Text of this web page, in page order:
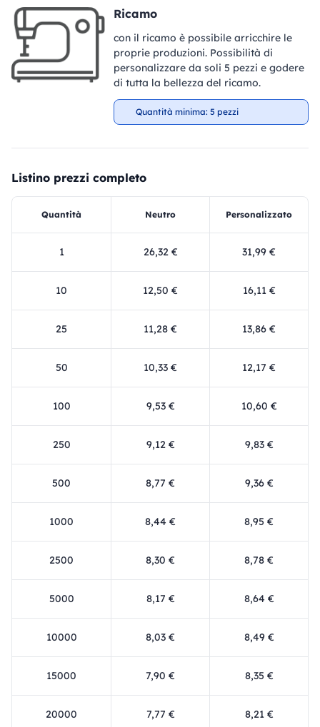
Ricamo
con il ricamo è possibile arricchire le
proprie produzioni. Possibilità di
personalizzare da soli 5 pezzi e godere
di tutta la bellezza del ricamo.
Quantità minima: 5 pezzi
Listino prezzi completo
Quantità Neutro Personalizzato
1 26,32 € 31,99 €
10 12,50 € 16,11 €
25 11,28 € 13,86 €
50 10,33 € 12,17 €
100 9,53 € 10,60 €
250 9,12 € 9,83 €
500 8,77 € 9,36 €
1000 8,44 € 8,95 €
2500 8,30 € 8,78 €
5000 8,17 € 8,64 €
10000 8,03 € 8,49 €
15000 7,90 € 8,35 €
20000 7,77 € 8,21 €